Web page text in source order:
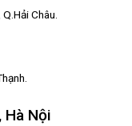
Châu.
Hà Nội